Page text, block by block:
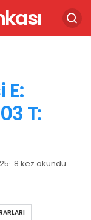
E:
T:
8 kez okundu